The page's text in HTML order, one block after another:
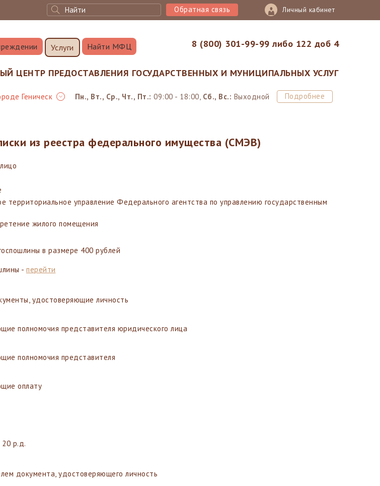
Личный кабинет
8 (800) 301-99-99 либо 122 доб 4
Обратная связь
Услуги Найти МФЦ
ЦЕНТР ПРЕДОСТАВЛЕНИЯ ГОСУДАРСТВЕННЫХ И МУНИЦИПАЛЬНЫХ УСЛУГ
Геническ Пн., Вт., Ср., Чт., Пт.: 09:00 - 18:00, Сб., Вс.: Выходной Подробнее
из реестра федерального имущества (СМЭВ)
территориальное управление Федерального агентства по управлению государственным
жилого помещения
в размере 400 рублей
- перейти
удостоверяющие личность
полномочия представителя юридического лица
полномочия представителя
оплату
20 р.д.
документа, удостоверяющего личность